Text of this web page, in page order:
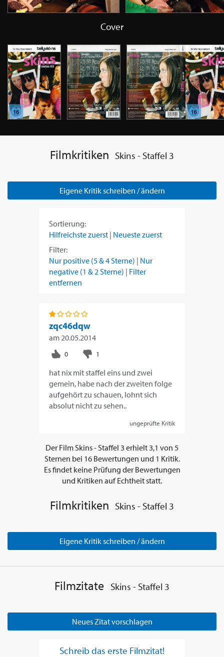
Cover
Filmkritiken Skins - Staffel 3
Eigene Kritik schreiben / ändern
Sortierung:
Hilfreichste zuerst | Neueste zuerst
Filter:
Nur positive (5 & 4 Sterne) | Nur
negative (1 & 2 Sterne) | Filter
entfernen
zqc46dqw
am 20.05.2014
hat nix mit staffel eins und zwei
gemein, habe nach der zweiten folge
aufgehört zu schauen, lohnt sich
absolut nicht zu sehen..
ungeprüfte Kritik
Der Film Skins - Staffel 3 erhielt 3,1 von 5
Sternen bei 16Bewertungen und 1 Kritik.
Es findet keine Prüfung der Bewertungen
und Kritiken auf Echtheit statt.
Filmkritiken Skins - Staffel 3
Eigene Kritik schreiben / ändern
Filmzitate Skins - Staffel 3
Neues Zitat vorschlagen
Schreib das erste Filmzitat!